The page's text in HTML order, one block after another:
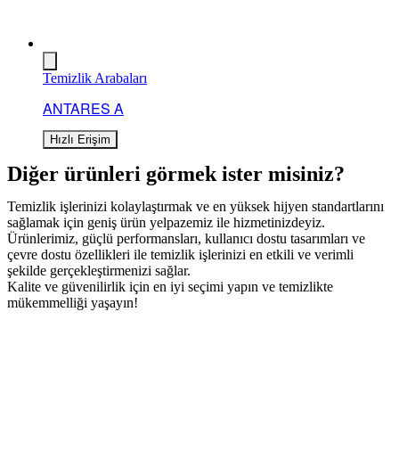
Temizlik Arabaları
ANTARES A
Hızlı Erişim
Diğer ürünleri görmek ister misiniz?
Temizlik işlerinizi kolaylaştırmak ve en yüksek hijyen standartlarını
sağlamak için geniş ürün yelpazemiz ile hizmetinizdeyiz.
Ürünlerimiz, güçlü performansları, kullanıcı dostu tasarımları ve
çevre dostu özellikleri ile temizlik işlerinizi en etkili ve verimli
şekilde gerçekleştirmenizi sağlar.
Kalite ve güvenilirlik için en iyi seçimi yapın ve temizlikte
mükemmelliği yaşayın!